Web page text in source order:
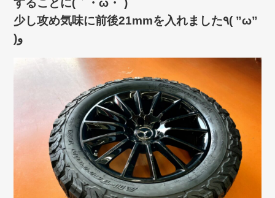
少し攻め気味に前後21mmを入れました٩( ”ω”
)و